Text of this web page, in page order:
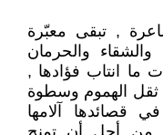
, تبقى معبّرة
والحرمان
ما انتاب فؤادها ,
ثقل الهموم وسطوة
قصائدها آلامها